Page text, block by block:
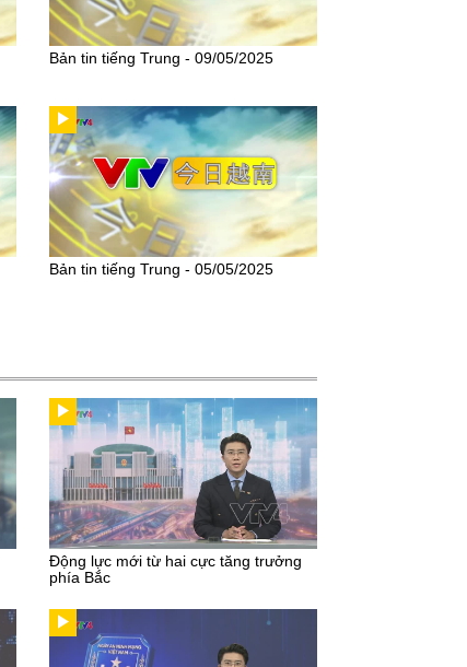
Bản tin tiếng Trung - 09/05/2025
Bản tin tiếng Trung - 05/05/2025
Động lực mới từ hai cực tăng trưởng
phía Bắc